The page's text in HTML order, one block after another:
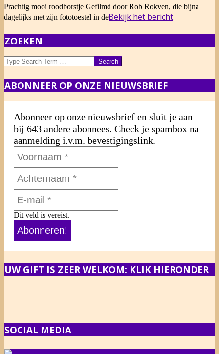
2014-
02-
Prachtig mooi roodborstje Gefilmd door Rob Rokven, die bijna
dagelijks met zijn fototoestel in deBekijk het bericht
ZOEKEN
Search
ABONNEER OP ONZE NIEUWSBRIEF
Abonneer op onze nieuwsbrief en sluit je aan
bij 643 andere abonnees. Check je spambox na
aanmelding i.v.m. bevestigingslink.
Dit veld is vereist.
UW GIFT IS ZEER WELKOM: KLIK HIERONDER
SOCIAL MEDIA